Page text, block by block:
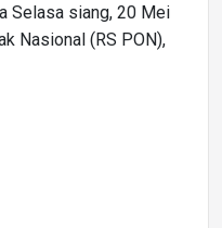
Selasa siang, 20 Mei
Nasional (RS PON),